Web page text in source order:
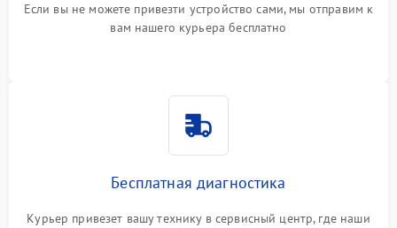
Если вы не можете привезти устройство сами, мы отправим к
вам нашего курьера бесплатно
Бесплатная диагностика
Курьер привезет вашу технику в сервисный центр, где наши